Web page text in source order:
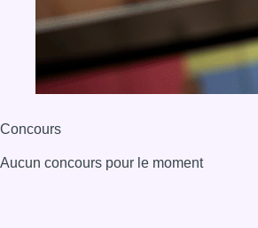
Concours
Aucun concours pour le moment